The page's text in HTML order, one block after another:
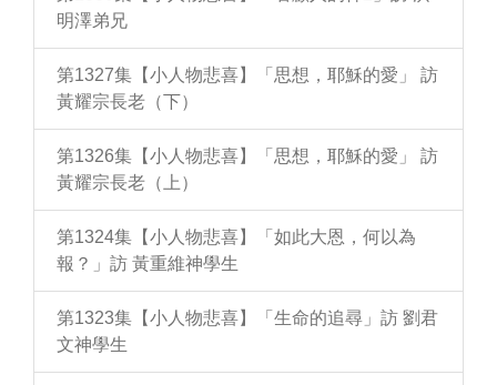
明澤弟兄
第1327集【小人物悲喜】「思想，耶穌的愛」 訪
黃耀宗長老（下）
第1326集【小人物悲喜】「思想，耶穌的愛」 訪
黃耀宗長老（上）
第1324集【小人物悲喜】「如此大恩，何以為
報？」訪 黃重維神學生
第1323集【小人物悲喜】「生命的追尋」訪 劉君
文神學生